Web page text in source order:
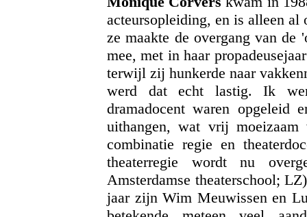
acteursopleiding, en is alleen al
ze maakte de overgang van de
mee, met in haar
terwijl zij hunkerde naar
werd dat echt lastig. Ik
dramadocent waren opgeleid
uithangen, wat vrij
combinatie regie en
theaterregie wordt nu
Amsterdamse theaterschool;
jaar zijn Wim Meuwissen en